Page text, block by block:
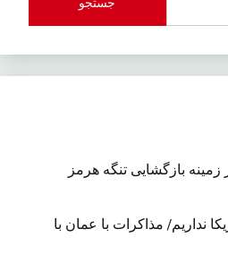
بازگشایی تنگه هرمز
نداریم/ مذاکرات با عمان با